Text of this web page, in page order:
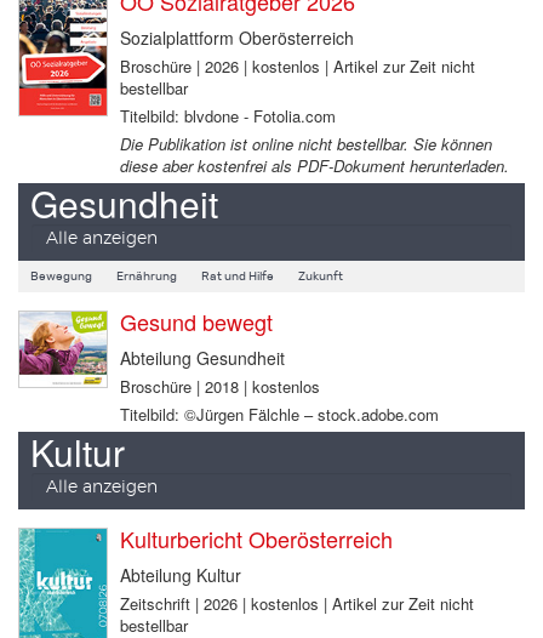
Sozialplattform Oberösterreich
Broschüre | 2026 | kostenlos | Artikel zur Zeit nicht
bestellbar
Titelbild: blvdone - Fotolia.com
Die Publikation ist online nicht bestellbar. Sie können
diese aber kostenfrei als PDF-Dokument herunterladen.
Gesundheit
Alle anzeigen
Bewegung Ernährung Rat und Hilfe Zukunft
Gesund bewegt
Abteilung Gesundheit
Broschüre | 2018 | kostenlos
Titelbild: ©Jürgen Fälchle – stock.adobe.com
Kultur
Alle anzeigen
Kulturbericht Oberösterreich
Abteilung Kultur
Zeitschrift | 2026 | kostenlos | Artikel zur Zeit nicht
bestellbar